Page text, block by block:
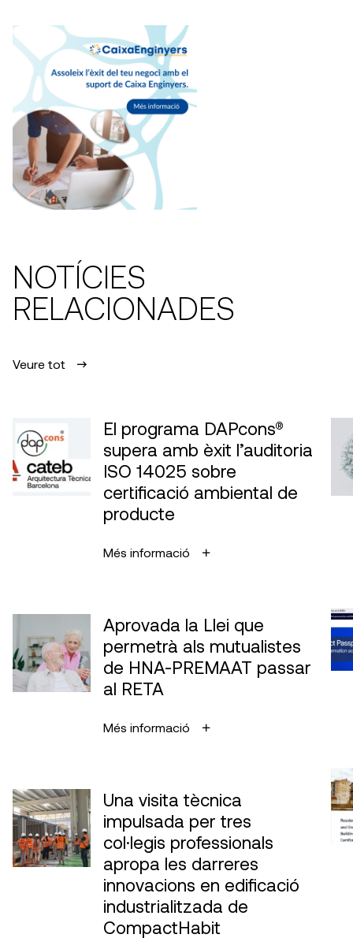
NOTÍCIES
RELACIONADES
Veure tot
El programa DAPcons®
supera amb èxit l’auditoria
ISO 14025 sobre
certificació ambiental de
producte
Més informació
Aprovada la Llei que
permetrà als mutualistes
de HNA-PREMAAT passar
al RETA
Més informació
Una visita tècnica
impulsada per tres
col·legis professionals
apropa les darreres
innovacions en edificació
industrialitzada de
CompactHabit